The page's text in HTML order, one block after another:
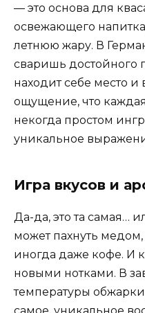
— это основа для
освежающего
летнюю жару. В
сваришь достойного
находит себе место и
ощущение, что каждая
некогда простом
уникальное
Игра вкусов и
Да-да, это та самая…
может пахнуть
иногда даже кофе. И
новыми нотками. В
температуры